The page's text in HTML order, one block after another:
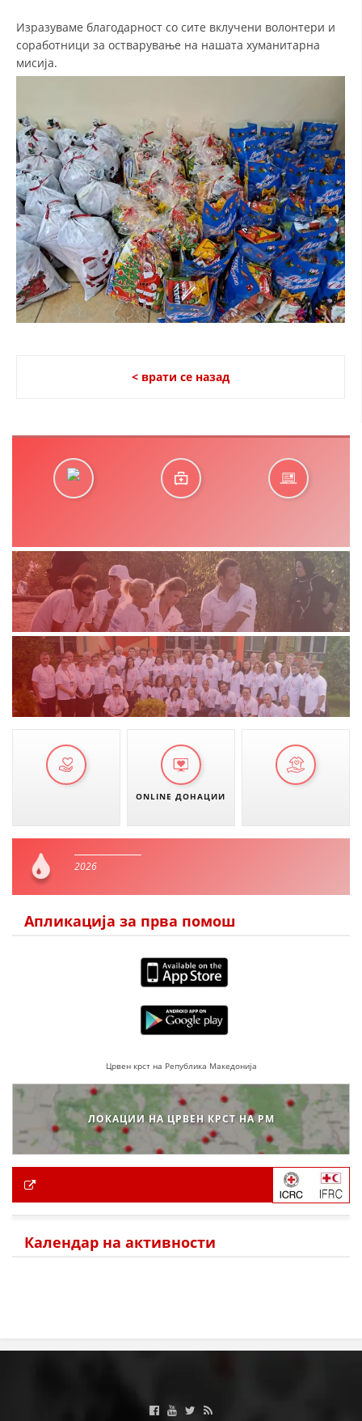
Изразуваме благодарност со сите вклучени волонтери и
соработници за остварување на нашата хуманитарна
мисија.
< врати се назад
ONLINE ДОНАЦИИ
2026
Апликација за прва помош
Црвен крст на Република Македонија
ЛОКАЦИИ НА ЦРВЕН КРСТ НА РМ
Календар на активности